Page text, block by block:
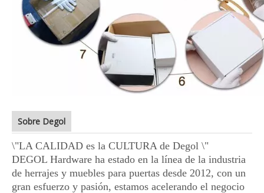
Sobre Degol
\"LA CALIDAD es la CULTURA de Degol \"
DEGOL Hardware ha estado en la línea de la industria
de herrajes y muebles para puertas desde 2012, con un
gran esfuerzo y pasión, estamos acelerando el negocio